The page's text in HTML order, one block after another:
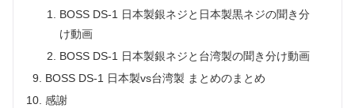
BOSS DS-1 日本製銀ネジと日本製黒ネジの聞き分
け動画
BOSS DS-1 日本製銀ネジと台湾製の聞き分け動画
BOSS DS-1 日本製vs台湾製 まとめのまとめ
感謝